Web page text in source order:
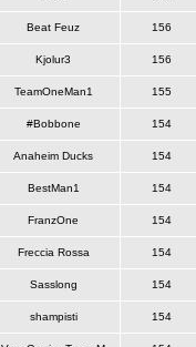
Beat Feuz 156
Kjolur3 156
TeamOneMan1 155
#Bobbone 154
Anaheim Ducks 154
BestMan1 154
FranzOne 154
Freccia Rossa 154
Sasslong 154
shampisti 154